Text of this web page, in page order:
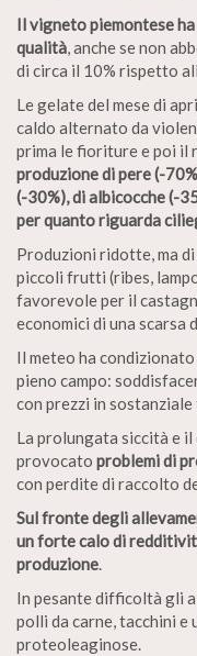
Il vigneto piemontese
qualità, anche se non
di circa il 10% rispetto
Le gelate del mese di
caldo alternato da
prima le fioriture e poi
produzione di pere (-
(-30%), di albicocche (-
per quanto riguarda
Produzioni ridotte, ma
piccoli frutti (ribes,
favorevole per il
economici di una scarsa
Il meteo ha
pieno campo:
con prezzi in
La prolungata siccità e
provocato problemi di
con perdite di raccolto
Sul fronte degli
un forte calo di
produzione.
In pesante difficoltà gli
polli da carne, tacchini
proteoleaginose.